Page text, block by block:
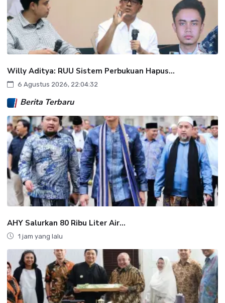
Willy Aditya: RUU Sistem Perbukuan Hapus...
6 Agustus 2026, 22:04:32
Berita Terbaru
AHY Salurkan 80 Ribu Liter Air...
1 jam yang lalu